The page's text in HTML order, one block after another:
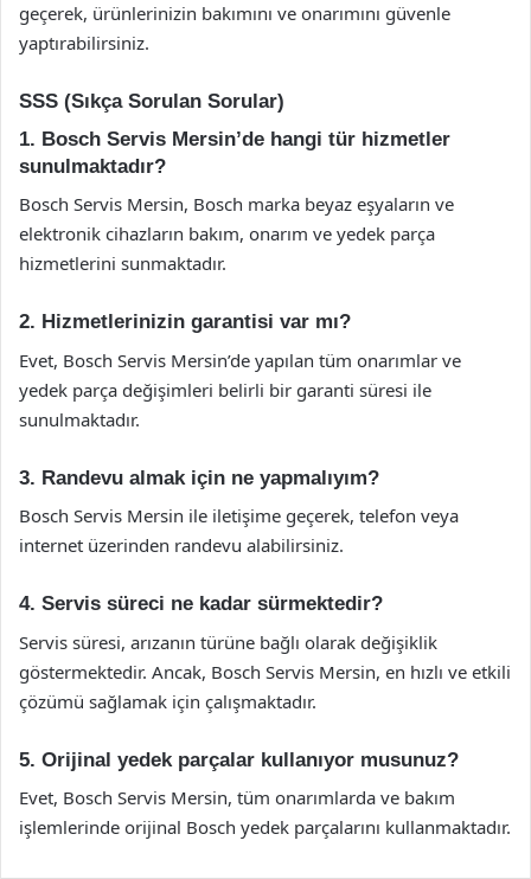
geçerek, ürünlerinizin bakımını ve onarımını güvenle
yaptırabilirsiniz.
SSS (Sıkça Sorulan Sorular)
1. Bosch Servis Mersin’de hangi tür hizmetler
sunulmaktadır?
Bosch Servis Mersin, Bosch marka beyaz eşyaların ve
elektronik cihazların bakım, onarım ve yedek parça
hizmetlerini sunmaktadır.
2. Hizmetlerinizin garantisi var mı?
Evet, Bosch Servis Mersin’de yapılan tüm onarımlar ve
yedek parça değişimleri belirli bir garanti süresi ile
sunulmaktadır.
3. Randevu almak için ne yapmalıyım?
Bosch Servis Mersin ile iletişime geçerek, telefon veya
internet üzerinden randevu alabilirsiniz.
4. Servis süreci ne kadar sürmektedir?
Servis süresi, arızanın türüne bağlı olarak değişiklik
göstermektedir. Ancak, Bosch Servis Mersin, en hızlı ve etkili
çözümü sağlamak için çalışmaktadır.
5. Orijinal yedek parçalar kullanıyor musunuz?
Evet, Bosch Servis Mersin, tüm onarımlarda ve bakım
işlemlerinde orijinal Bosch yedek parçalarını kullanmaktadır.